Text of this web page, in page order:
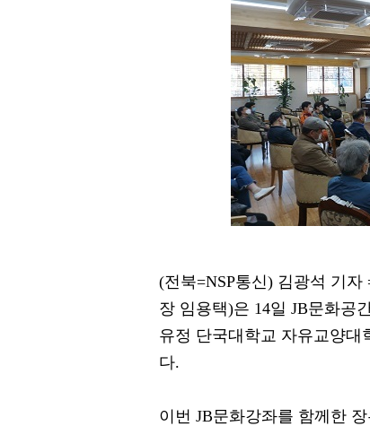
(전북=NSP통신) 김광석 기자
장 임용택)은 14일 JB문화공
유정 단국대학교 자유교양대
다.
이번 JB문화강좌를 함께한